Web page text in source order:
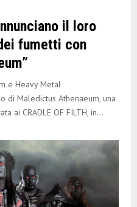
il loro
fumetti con
e Heavy Metal
di Maledictus Athenaeum, una
ai CRADLE OF FILTH, in...